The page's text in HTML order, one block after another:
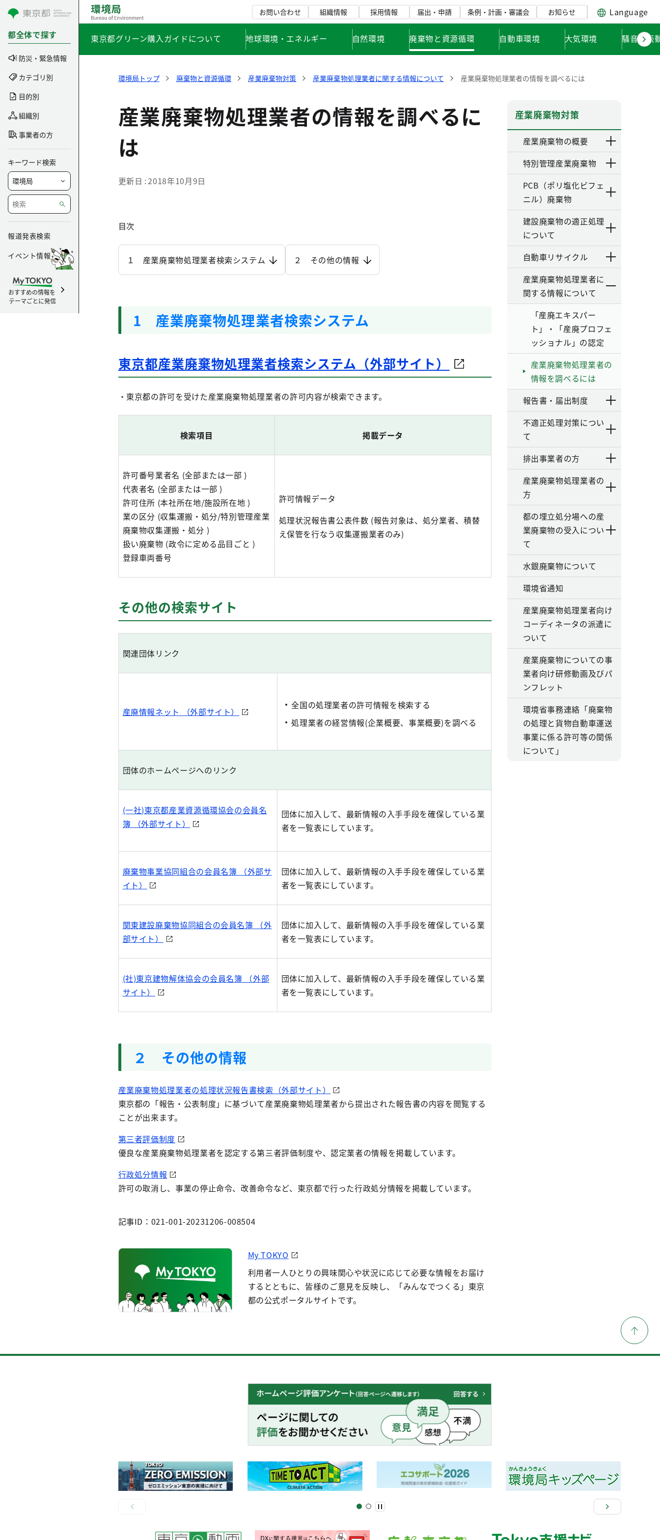
コンテンツにスキップ
都全体で探す
防災・緊急情報
カテゴリ別
目的別
組織別
事業者の方
キーワード検索
報道発表検索
イベント情報
おすすめの情報を
テーマごとに発信
お問い合わせ 組織情報 採用情報 届出・申請 条例・計画・審議会 お知らせ Language
東京都グリーン購入ガイドについて 地球環境・エネルギー 自然環境 廃棄物と資源循環 自動車環境 大気環境 騒音・振
環境局トップ 廃棄物と資源循環 産業廃棄物対策 産業廃棄物処理業者に関する情報について 産業廃棄物処理業者の情報を調べるには
産業廃棄物処理業者の情報を調べるに
は
更新日 2018年10月9日
目次
１ 産業廃棄物処理業者検索システム ２ その他の情報
1 産業廃棄物処理業者検索システム
東京都産業廃棄物処理業者検索システム（外部サイト）
・東京都の許可を受けた産業廃棄物処理業者の許可内容が検索できます。
検索項目 掲載データ
許可番号業者名 (全部または一部 )
代表者名 (全部または一部 )
許可住所 (本社所在地/施設所在地 )
業の区分 (収集運搬・処分/特別管理産業
廃棄物収集運搬・処分 )
扱い廃棄物 (政令に定める品目ごと )
登録車両番号
許可情報データ
処理状況報告書公表件数 (報告対象は、処分業者、積替
え保管を行なう収集運搬業者のみ)
その他の検索サイト
関連団体リンク
産廃情報ネット （外部サイト）
全国の処理業者の許可情報を検索する
処理業者の経営情報(企業概要、事業概要)を調べる
団体のホームページへのリンク
(一社)東京都産業資源循環協会の会員名
簿 （外部サイト）
団体に加入して、最新情報の入手手段を確保している業
者を一覧表にしています。
廃棄物事業協同組合の会員名簿 （外部サ
イト）
団体に加入して、最新情報の入手手段を確保している業
者を一覧表にしています。
関東建設廃棄物協同組合の会員名簿 （外
部サイト）
団体に加入して、最新情報の入手手段を確保している業
者を一覧表にしています。
(社)東京建物解体協会の会員名簿 （外部
サイト）
団体に加入して、最新情報の入手手段を確保している業
者を一覧表にしています。
２ その他の情報
産業廃棄物処理業者の処理状況報告書検索（外部サイト）
東京都の「報告・公表制度」に基づいて産業廃棄物処理業者から提出された報告書の内容を閲覧する
ことが出来ます。
第三者評価制度
優良な産業廃棄物処理業者を認定する第三者評価制度や、認定業者の情報を掲載しています。
行政処分情報
許可の取消し、事業の停止命令、改善命令など、東京都で行った行政処分情報を掲載しています。
記事ID：021-001-20231206-008504
My TOKYO
利用者一人ひとりの興味関心や状況に応じて必要な情報をお届け
するとともに、皆様のご意見を反映し、「みんなでつくる」東京
都の公式ポータルサイトです。
産業廃棄物対策
産業廃棄物の概要
特別管理産業廃棄物
PCB（ポリ塩化ビフェ
ニル）廃棄物
建設廃棄物の適正処理
について
自動車リサイクル
産業廃棄物処理業者に
関する情報について
「産廃エキスパー
ト」・「産廃プロフェ
ッショナル」の認定
産業廃棄物処理業者の
情報を調べるには
報告書・届出制度
不適正処理対策につい
て
排出事業者の方
産業廃棄物処理業者の
方
都の埋立処分場への産
業廃棄物の受入につい
て
水銀廃棄物について
環境省通知
産業廃棄物処理業者向け
コーディネータの派遣に
ついて
産業廃棄物についての事
業者向け研修動画及びパ
ンフレット
環境省事務連絡「廃棄物
の処理と貨物自動車運送
事業に係る許可等の関係
について」